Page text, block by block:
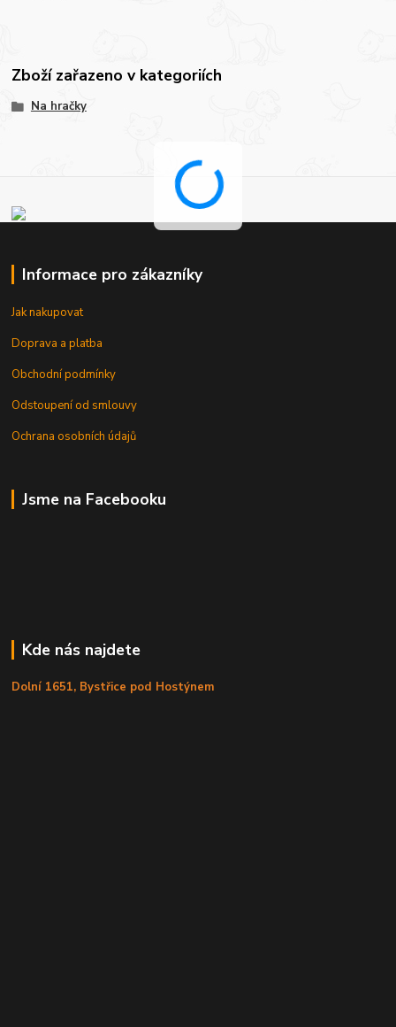
Zboží zařazeno v kategoriích
Na hračky
Informace pro zákazníky
Jak nakupovat
Doprava a platba
Obchodní podmínky
Odstoupení od smlouvy
Ochrana osobních údajů
Jsme na Facebooku
Kde nás najdete
Dolní 1651, Bystřice pod Hostýnem